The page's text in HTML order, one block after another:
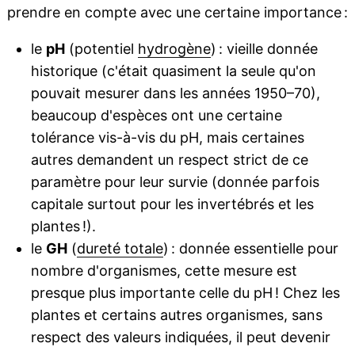
prendre en compte avec une certaine importance :
le pH(potentiel hydrogène) : vieille donnée
historique (c'était quasiment la seule qu'on
pouvait mesurer dans les années 1950–70),
beaucoup d'espèces ont une certaine
tolérance vis-à-vis du pH, mais certaines
autres demandent un respect strict de ce
paramètre pour leur survie (donnée parfois
capitale surtout pour les invertébrés et les
plantes !).
le GH(dureté totale) : donnée essentielle pour
nombre d'organismes, cette mesure est
presque plus importante celle du pH ! Chez les
plantes et certains autres organismes, sans
respect des valeurs indiquées, il peut devenir